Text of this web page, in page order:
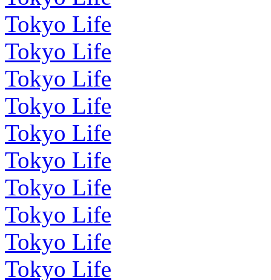
Tokyo Life
Tokyo Life
Tokyo Life
Tokyo Life
Tokyo Life
Tokyo Life
Tokyo Life
Tokyo Life
Tokyo Life
Tokyo Life